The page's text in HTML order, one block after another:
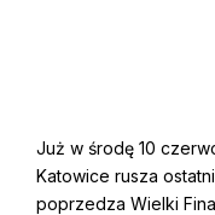
Już w środę 10
Katowice rusza
poprzedza Wielki